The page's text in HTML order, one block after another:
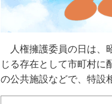
人権擁護委員の日は、
じる存在として市町村に
の公共施設などで、特設